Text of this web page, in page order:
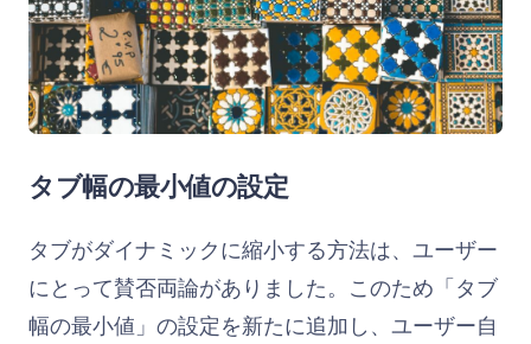
タブ幅の最小値の設定
タブがダイナミックに縮小する方法は、ユーザー
にとって賛否両論がありました。このため「タブ
幅の最小値」の設定を新たに追加し、ユーザー自